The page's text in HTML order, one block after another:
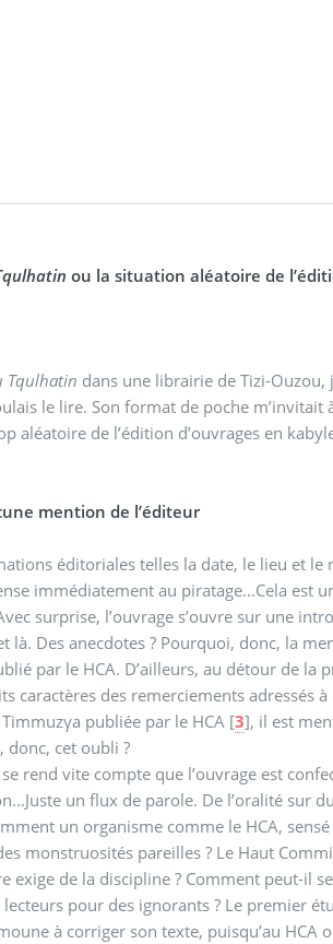
ou la situation aléatoire de
Tqulhatin dans une librairie de Tizi-Ouzou,
le lire. Son format de poche
aléatoire de l’édition d’ouvrages en
mention de l’éditeur
éditoriales telles la date, le lieu et
immédiatement au piratage...Cela est
surprise, l’ouvrage s’ouvre sur une
là. Des anecdotes ? Pourquoi, donc, la
par le HCA. D’ailleurs, au détour de la
caractères des remerciements adressés
publiée par le HCA [3], il est
donc, cet oubli ?
rend vite compte que l’ouvrage est
un flux de parole. De l’oralité sur
un organisme comme le HCA,
monstruosités pareilles ? Le Haut
exige de la discipline ? Comment peut-il
pour des ignorants ? Le premier
à corriger son texte, puisqu’au HCA